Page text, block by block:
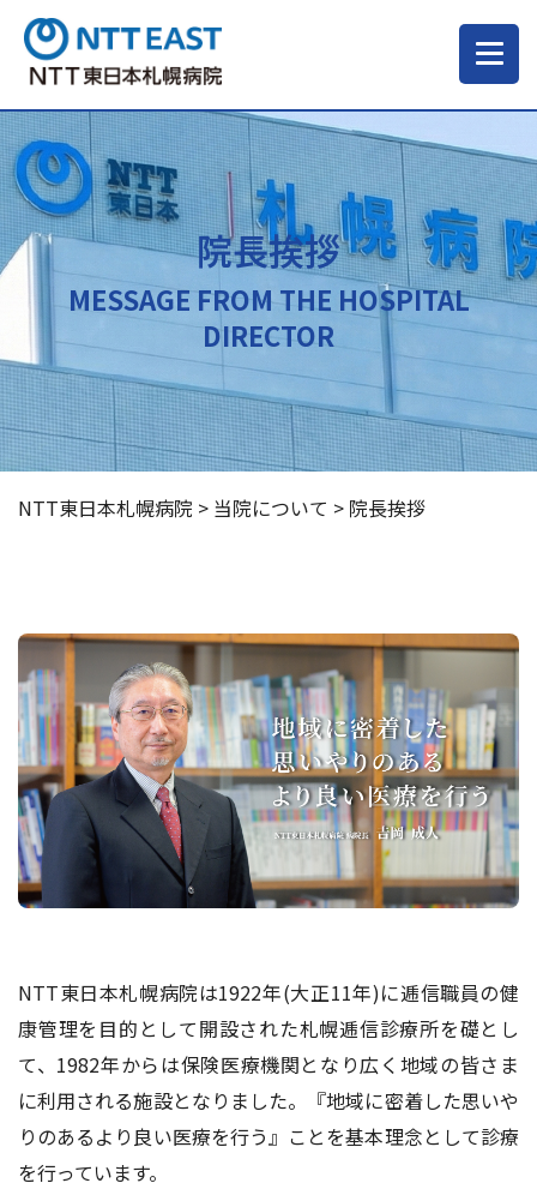
当院について
ご来院される方へ
診療科・部門
医療・介護関係の方
採用情報
院長挨拶
MESSAGE FROM THE HOSPITAL
DIRECTOR
NTT東日本札幌病院 > 当院について > 院長挨拶
NTT東日本札幌病院は1922年(大正11年)に逓信職員の健
康管理を目的として開設された札幌逓信診療所を礎とし
て、1982年からは保険医療機関となり広く地域の皆さま
に利用される施設となりました。『地域に密着した思いや
りのあるより良い医療を行う』ことを基本理念として診療
を行っています。